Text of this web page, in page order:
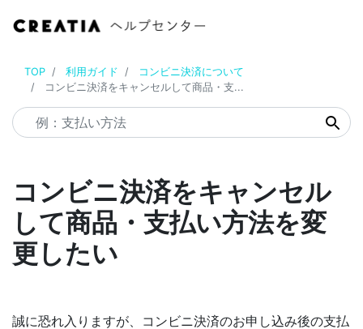
TOP 利用ガイド
コンビニ決済について
コンビニ決済をキャンセルして商品・支...
コンビニ決済をキャンセル
して商品・支払い方法を変
更したい
誠に恐れ入りますが、コンビニ決済のお申し込み後の支払